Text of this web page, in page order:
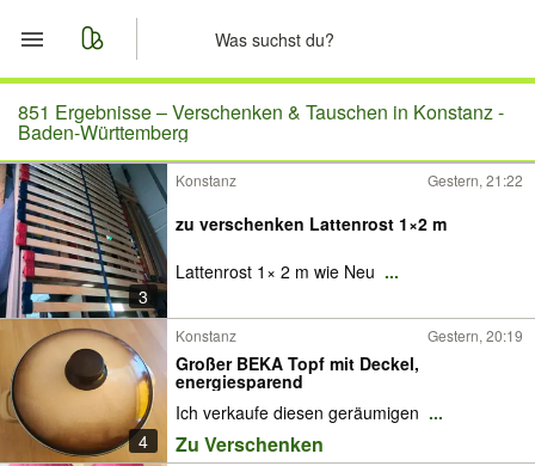
Start
Merkliste
Nachrichten
Anzeige aufgeben
851 Ergebnisse –Verschenken & Tauschen in Konstanz -
Baden-Württemberg
3
Konstanz Gestern, 21:22
zu verschenken Lattenrost 1×2 m
Lattenrost 1× 2 m wie Neu ...
4
Konstanz Gestern, 20:19
Großer BEKA Topf mit Deckel,
energiesparend
Ich verkaufe diesen geräumigen ...
Zu Verschenken